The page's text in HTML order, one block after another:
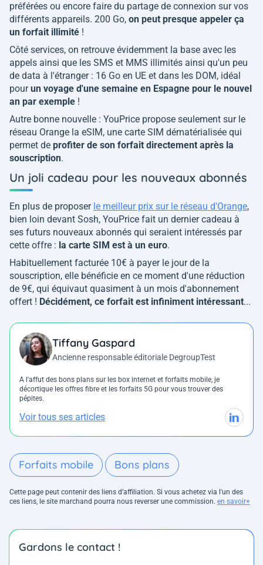
préférées ou encore faire du partage de connexion sur vos
différents appareils. 200 Go, on peut presque appeler ça
un forfait illimité !
Côté services, on retrouve évidemment la base avec les
appels ainsi que les SMS et MMS illimités ainsi qu'un peu
de data à l'étranger : 16 Go en UE et dans les DOM, idéal
pourun voyage d'une semaine en Espagne pour le nouvel
an par exemple !
Autre bonne nouvelle : YouPrice propose seulement sur le
réseau Orange la eSIM, une carte SIM dématérialisée qui
permet de profiter de son forfait directement après la
souscription.
Un joli cadeau pour les nouveaux abonnés
En plus de proposer le meilleur prix sur le réseau d'Orange,
bien loin devant Sosh, YouPrice fait un dernier cadeau à
ses futurs nouveaux abonnés qui seraient intéressés par
cette offre : la carte SIM est à un euro.
Habituellement facturée 10€ à payer le jour de la
souscription, elle bénéficie en ce moment d'une réduction
de 9€, qui équivaut quasiment à un mois d'abonnement
offert ! Décidément, ce forfait est infiniment intéressant...
Tiffany Gaspard
Ancienne responsable éditoriale DegroupTest
A l'affut des bons plans sur les box internet et forfaits mobile, je
décortique les offres fibre et les forfaits 5G pour vous trouver des
pépites.
Voir tous ses articles
Forfaits mobile Bons plans
Cette page peut contenir des liens d’affiliation. Si vous achetez via l'un des
ces liens, le site marchand pourra nous reverser une commission. en savoir+
Gardons le contact !